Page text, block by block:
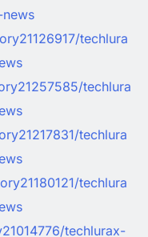
techlura
techlura
techlura
techlura
techlurax-